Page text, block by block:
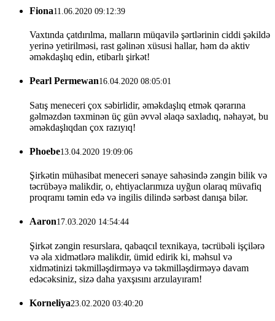
Fiona11.06.2020 09:12:39
Vaxtında çatdırılma, malların müqavilə şərtlərinin ciddi şəkildə
yerinə yetirilməsi, rast gəlinən xüsusi hallar, həm də aktiv
əməkdaşlıq edin, etibarlı şirkət!
Pearl Permewan16.04.2020 08:05:01
Satış meneceri çox səbirlidir, əməkdaşlıq etmək qərarına
gəlməzdən təxminən üç gün əvvəl əlaqə saxladıq, nəhayət, bu
əməkdaşlıqdan çox razıyıq!
Phoebe13.04.2020 19:09:06
Şirkətin mühasibat meneceri sənaye sahəsində zəngin bilik və
təcrübəyə malikdir, o, ehtiyaclarımıza uyğun olaraq müvafiq
proqramı təmin edə və ingilis dilində sərbəst danışa bilər.
Aaron17.03.2020 14:54:44
Şirkət zəngin resurslara, qabaqcıl texnikaya, təcrübəli işçilərə
və əla xidmətlərə malikdir, ümid edirik ki, məhsul və
xidmətinizi təkmilləşdirməyə və təkmilləşdirməyə davam
edəcəksiniz, sizə daha yaxşısını arzulayıram!
Korneliya23.02.2020 03:40:20